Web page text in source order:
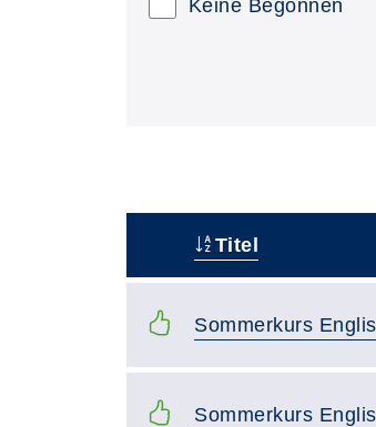
Keine Begonnen
Titel
Sommerkurs
Sommerkurs